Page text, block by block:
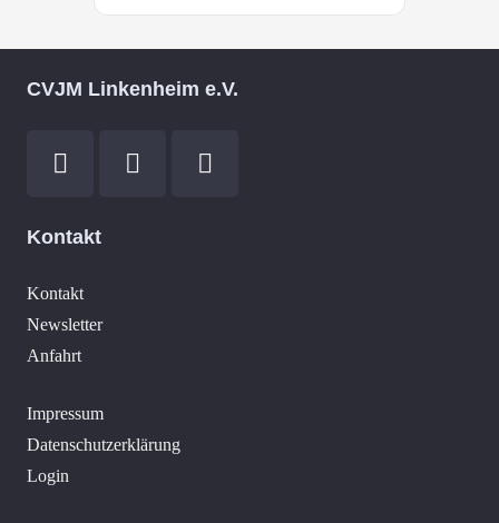
CVJM Linkenheim e.V.
Kontakt
Kontakt
Newsletter
Anfahrt
Impressum
Datenschutzerklärung
Login